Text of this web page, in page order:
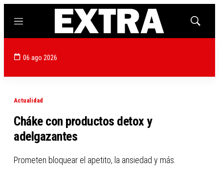
Menú
Mostrar
06 ago 2026
Actualidad
Cháke con productos detox y
adelgazantes
Prometen bloquear el apetito, la ansiedad y más.